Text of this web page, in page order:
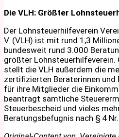
Die VLH: Größter
Der Lohnsteuerhilfeverein
V. (VLH) ist mit rund 1,3
bundesweit rund 3.000
größter Lohnsteuerhilfeverein.
stellt die VLH außerdem die
zertifizierten Beraterinnen und
für ihre Mitglieder die
beantragt sämtliche
Steuerbescheid und vieles
Beratungsbefugnis nach § 4